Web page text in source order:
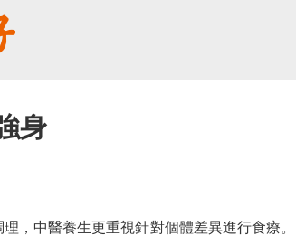
身
中醫養生更重視針對個體差異進行食療。